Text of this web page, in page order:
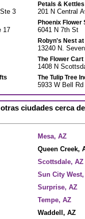
3
17
Petals & Kettles
201 N Central
Phoenix Flower
6041 N 7th St
Robyn's Nest
13240 N.
The Flower Cart
1408 N
The Tulip Tree
5933 W Bell Rd
ciudades cerca
Mesa, AZ
Queen Creek,
Scottsdale, AZ
Sun City
Surprise, AZ
Tempe, AZ
Waddell, AZ